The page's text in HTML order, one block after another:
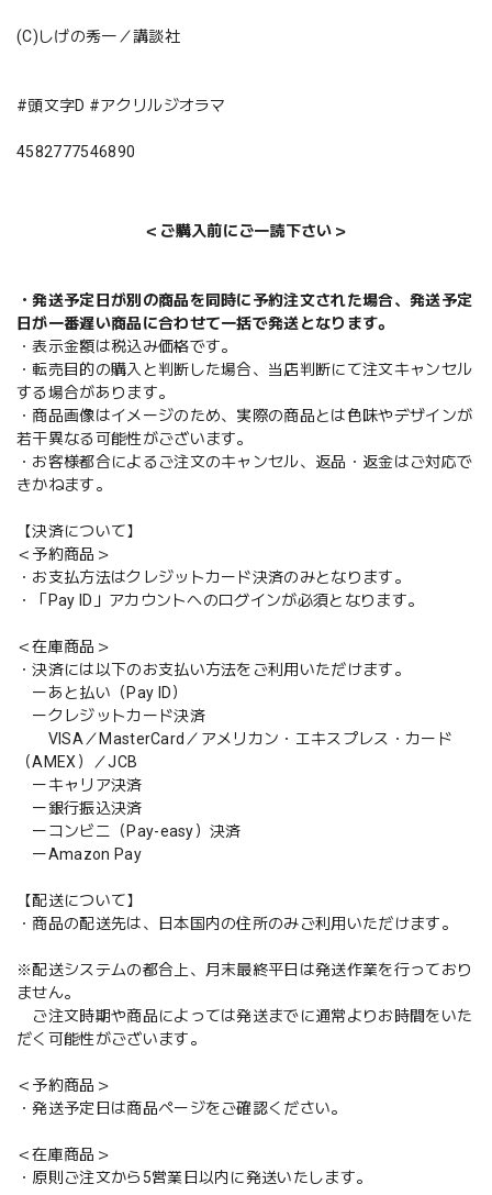
(C)しげの秀一／講談社
#頭文字D #アクリルジオラマ
4582777546890
＜ご購入前にご一読下さい＞
・発送予定日が別の商品を同時に予約注文された場合、発送予定
日が一番遅い商品に合わせて一括で発送となります。
・表示金額は税込み価格です。
・転売目的の購入と判断した場合、当店判断にて注文キャンセル
する場合があります。
・商品画像はイメージのため、実際の商品とは色味やデザインが
若干異なる可能性がございます。
・お客様都合によるご注文のキャンセル、返品・返金はご対応で
きかねます。
【決済について】
＜予約商品＞
・お支払方法はクレジットカード決済のみとなります。
・「Pay ID」アカウントへのログインが必須となります。
＜在庫商品＞
・決済には以下のお支払い方法をご利用いただけます。
ーあと払い（Pay ID）
ークレジットカード決済
VISA／MasterCard／アメリカン・エキスプレス・カード
（AMEX）／JCB
ーキャリア決済
ー銀行振込決済
ーコンビニ（Pay-easy）決済
ーAmazon Pay
【配送について】
・商品の配送先は、日本国内の住所のみご利用いただけます。
※配送システムの都合上、月末最終平日は発送作業を行っており
ません。
ご注文時期や商品によっては発送までに通常よりお時間をいた
だく可能性がございます。
＜予約商品＞
・発送予定日は商品ページをご確認ください。
＜在庫商品＞
・原則ご注文から5営業日以内に発送いたします。